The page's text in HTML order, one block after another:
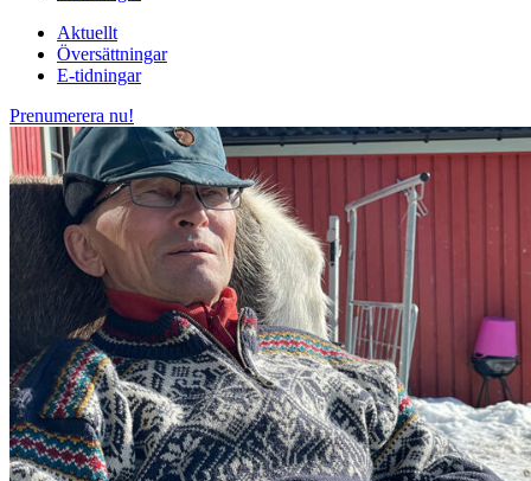
Aktuellt
Översättningar
E-tidningar
Prenumerera nu!